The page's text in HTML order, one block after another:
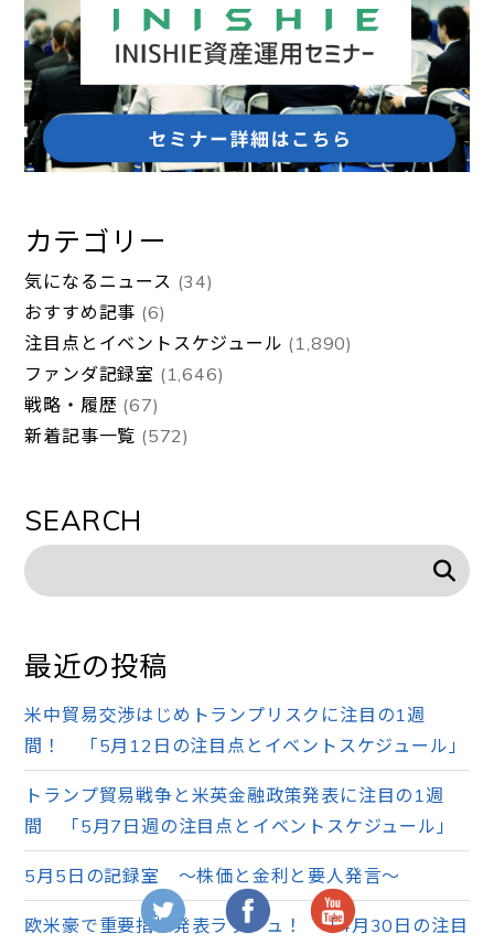
カテゴリー
気になるニュース (34)
おすすめ記事 (6)
注目点とイベントスケジュール (1,890)
ファンダ記録室 (1,646)
戦略・履歴 (67)
新着記事一覧 (572)
SEARCH
最近の投稿
米中貿易交渉はじめトランプリスクに注目の1週
間！ 「5月12日の注目点とイベントスケジュール」
トランプ貿易戦争と米英金融政策発表に注目の1週
間 「5月7日週の注目点とイベントスケジュール」
5月5日の記録室 ～株価と金利と要人発言～
欧米豪で重要指標発表ラッシュ！ 「4月30日の注目